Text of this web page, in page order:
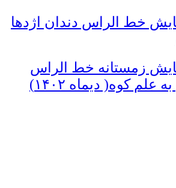
خط الراس دندان اژدها
زمستانه خط الراس
کوه( دیماه ۱۴۰۲)